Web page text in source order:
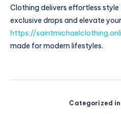
Clothing delivers effortless
exclusive drops and elevate
https://
made for modern
Categorized